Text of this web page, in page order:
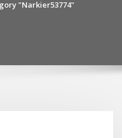
"Narkier53774"